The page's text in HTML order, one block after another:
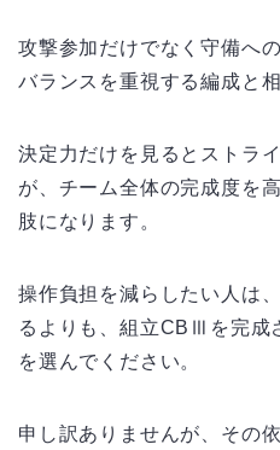
攻撃参加だけでなく守備へ
バランスを重視する編成と
決定力だけを見るとストラ
が、チーム全体の完成度を
肢になります。
操作負担を減らしたい人は
るよりも、組立CBⅢを完成
を選んでください。
申し訳ありませんが、その